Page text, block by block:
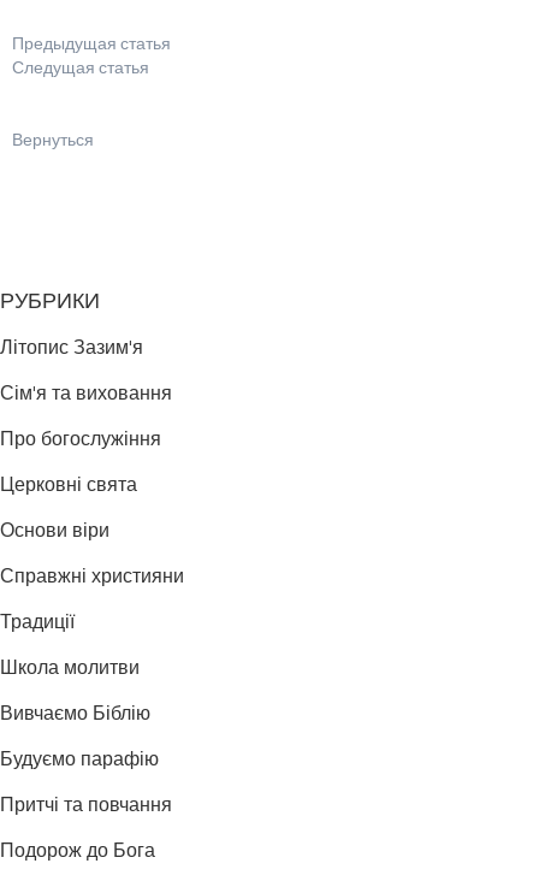
Предыдущая статья
Следущая статья
Вернуться
РУБРИКИ
Літопис Зазим'я
Сім'я та виховання
Про богослужіння
Церковні свята
Основи віри
Справжні християни
Традиції
Школа молитви
Вивчаємо Біблію
Будуємо парафію
Притчі та повчання
Подорож до Бога